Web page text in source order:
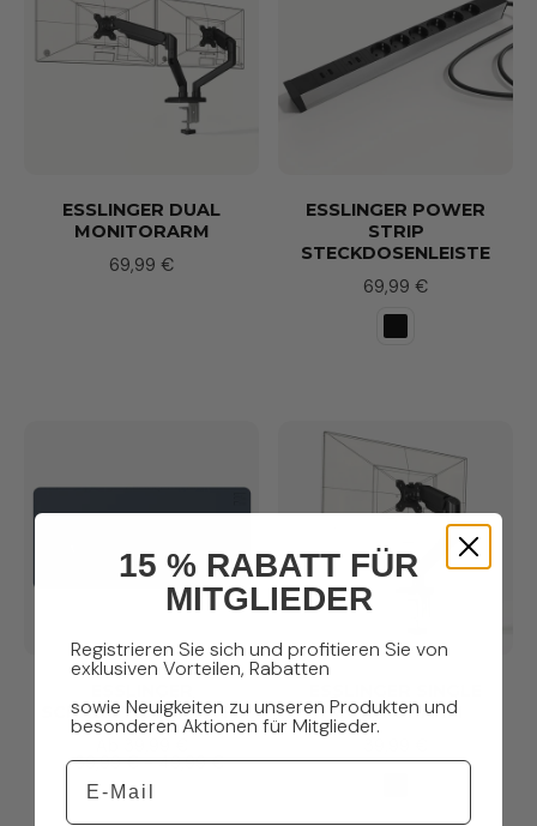
ESSLINGER DUAL
MONITORARM
69,99 €
ESSLINGER POWER
STRIP
STECKDOSENLEISTE
69,99 €
SCHREIBTISCHMATTE
39,99 € - 49,99 €
MONITORARM
15 % RABATT FÜR
MITGLIEDER
Registrieren Sie sich und profitieren Sie von
exklusiven Vorteilen, Rabatten
sowie Neuigkeiten zu unseren Produkten und
besonderen Aktionen für Mitglieder.
Email